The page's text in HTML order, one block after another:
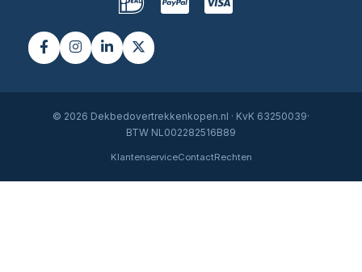
© 2026 Dekbedovertrekkenkopen.nl · KvK 63250039·
BTW NL002282516B89
KlantenserviceContactRechten